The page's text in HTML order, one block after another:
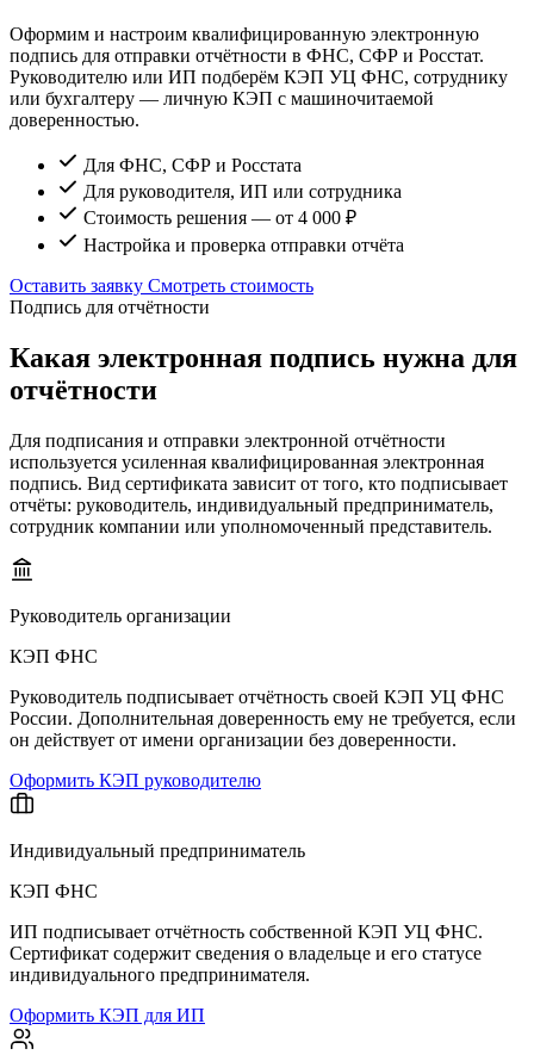
Оформим и настроим квалифицированную электронную
подпись для отправки отчётности в ФНС, СФР и Росстат.
Руководителю или ИП подберём КЭП УЦ ФНС, сотруднику
или бухгалтеру — личную КЭП с машиночитаемой
доверенностью.
Для ФНС, СФР и Росстата
Для руководителя, ИП или сотрудника
Стоимость решения — от 4 000 ₽
Настройка и проверка отправки отчёта
Оставить заявку Смотреть стоимость
Подпись для отчётности
Какая электронная подпись нужна для
отчётности
Для подписания и отправки электронной отчётности
используется усиленная квалифицированная электронная
подпись. Вид сертификата зависит от того, кто подписывает
отчёты: руководитель, индивидуальный предприниматель,
сотрудник компании или уполномоченный представитель.
Руководитель организации
КЭП ФНС
Руководитель подписывает отчётность своей КЭП УЦ ФНС
России. Дополнительная доверенность ему не требуется, если
он действует от имени организации без доверенности.
Оформить КЭП руководителю
Индивидуальный предприниматель
КЭП ФНС
ИП подписывает отчётность собственной КЭП УЦ ФНС.
Сертификат содержит сведения о владельце и его статусе
индивидуального предпринимателя.
Оформить КЭП для ИП